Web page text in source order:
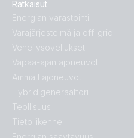
Ratkaisut
Energian varastointi
Varajärjestelmä ja off-grid
Veneilysovellukset
Vapaa-ajan ajoneuvot
Ammattiajoneuvot
Hybridigeneraattori
Teollisuus
Tietoliikenne